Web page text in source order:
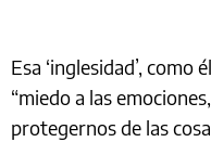
Esa ‘inglesidad’, como
“miedo a las
protegernos de las